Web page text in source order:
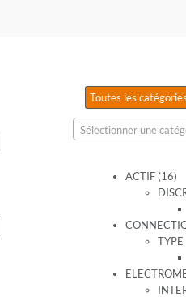
Toutes les catégories
Sélectionner une
ACTIF (16)